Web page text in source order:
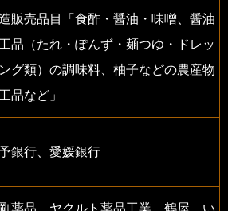
販売品目「食酢・醤油・味噌、醤油
品（たれ・ぽんず・麺つゆ・ドレッ
グ類）の調味料、柚子などの農産物
品など」
銀行、愛媛銀行
薬品、ヤクルト薬品工業、鶴屋、い